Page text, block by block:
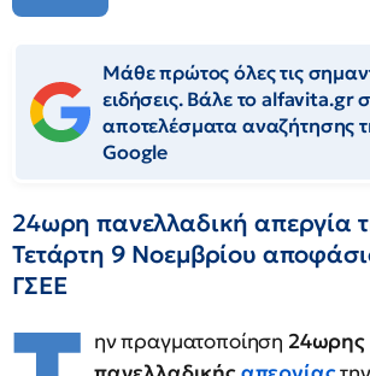
Μάθε πρώτος όλες τις
ειδήσεις. Βάλε το alfavita.gr
αποτελέσματα αναζήτησης
Google
24ωρη πανελλαδική απεργία
Τετάρτη 9 Νοεμβρίου
ΓΣΕΕ
ην πραγματοποίηση 24ωρης